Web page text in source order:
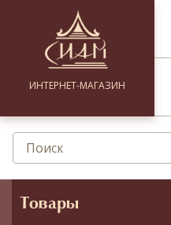
ИНТЕРНЕТ-МАГАЗИН
Товары